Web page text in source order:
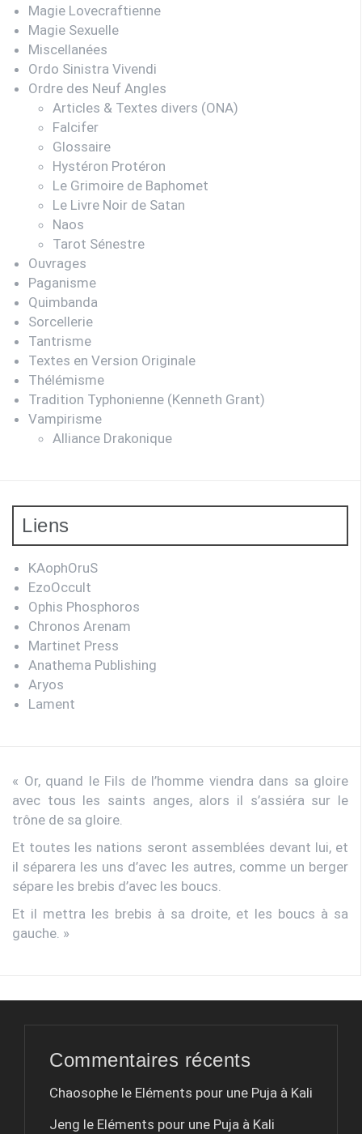
Magie Lovecraftienne
Magie Sexuelle
Miscellanées
Ordo Sinistra Vivendi
Ordre des Neuf Angles
Articles & Textes divers (ONA)
Falcifer
Glossaire
Hystéron Protéron
Le Grimoire de Baphomet
Le Livre Noir de Satan
Naos
Tarot Sénestre
Ouvrages
Paganisme
Quimbanda
Sorcellerie
Tantrisme
Textes en Version Originale
Thélémisme
Tradition Typhonienne (Kenneth Grant)
Vampirisme
Alliance Drakonique
Liens
KAophOruS
EzoOccult
Ophis Phosphoros
Chronos Arenam
Martinet Press
Anathema Publishing
Aryos
Lament
« Or, quand le Fils de l’homme viendra dans sa gloire
avec tous les saints anges, alors il s’assiéra sur le
trône de sa gloire.
Et toutes les nations seront assemblées devant lui, et
il séparera les uns d’avec les autres, comme un berger
sépare les brebis d’avec les boucs.
Et il mettra les brebis à sa droite, et les boucs à sa
gauche. »
Commentaires récents
Chaosophe le Eléments pour une Puja à Kali
Jeng le Eléments pour une Puja à Kali